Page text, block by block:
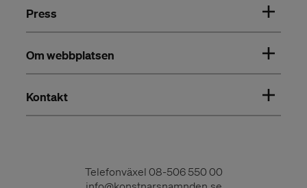
Press
Om webbplatsen
Kontakt
Telefonväxel 08-506 550 00